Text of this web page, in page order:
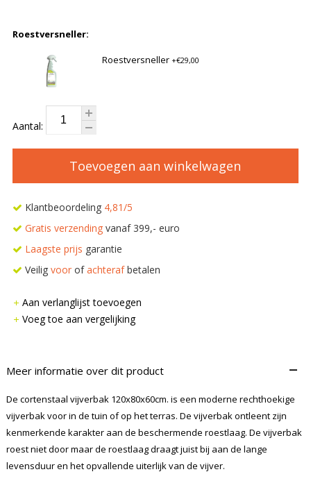
Roestversneller:
Roestversneller +€29,00
Aantal:
Toevoegen aan winkelwagen
Klantbeoordeling 4,81/5
Gratis verzendingvanaf 399,- euro
Laagste prijs garantie
Veilig voorofachterafbetalen
Aan verlanglijst toevoegen
Voeg toe aan vergelijking
Meer informatie over dit product –
De cortenstaal vijverbak 120x80x60cm. is een moderne rechthoekige
vijverbak voor in de tuin of op het terras. De vijverbak ontleent zijn
kenmerkende karakter aan de beschermende roestlaag. De vijverbak
roest niet door maar de roestlaag draagt juist bij aan de lange
levensduur en het opvallende uiterlijk van de vijver.